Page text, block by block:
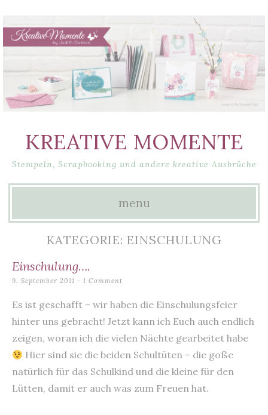
KREATIVE MOMENTE
Stempeln, Scrapbooking und andere kreative Ausbrüche
menu
content
KATEGORIE: EINSCHULUNG
Einschulung….
9. September 2011 1 Comment
Es ist geschafft – wir haben die Einschulungsfeier
hinter uns gebracht! Jetzt kann ich Euch auch endlich
zeigen, woran ich die vielen Nächte gearbeitet habe
Hier sind sie die beiden Schultüten – die goße
natürlich für das Schulkind und die kleine für den
Lütten, damit er auch was zum Freuen hat.